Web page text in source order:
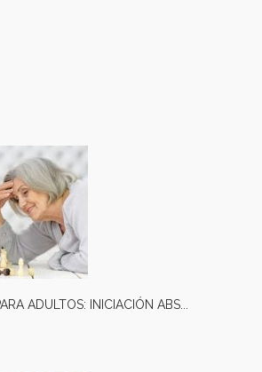
ADULTOS: INICIACIÓN ABS...